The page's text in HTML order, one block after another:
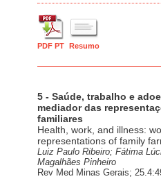
PDF PT Resumo
5 - Saúde, trabalho e
mediador das
familiares
Health, work, and illness:
representations of family
Luiz Paulo Ribeiro; Fátima
Magalhães Pinheiro
Rev Med Minas Gerais;